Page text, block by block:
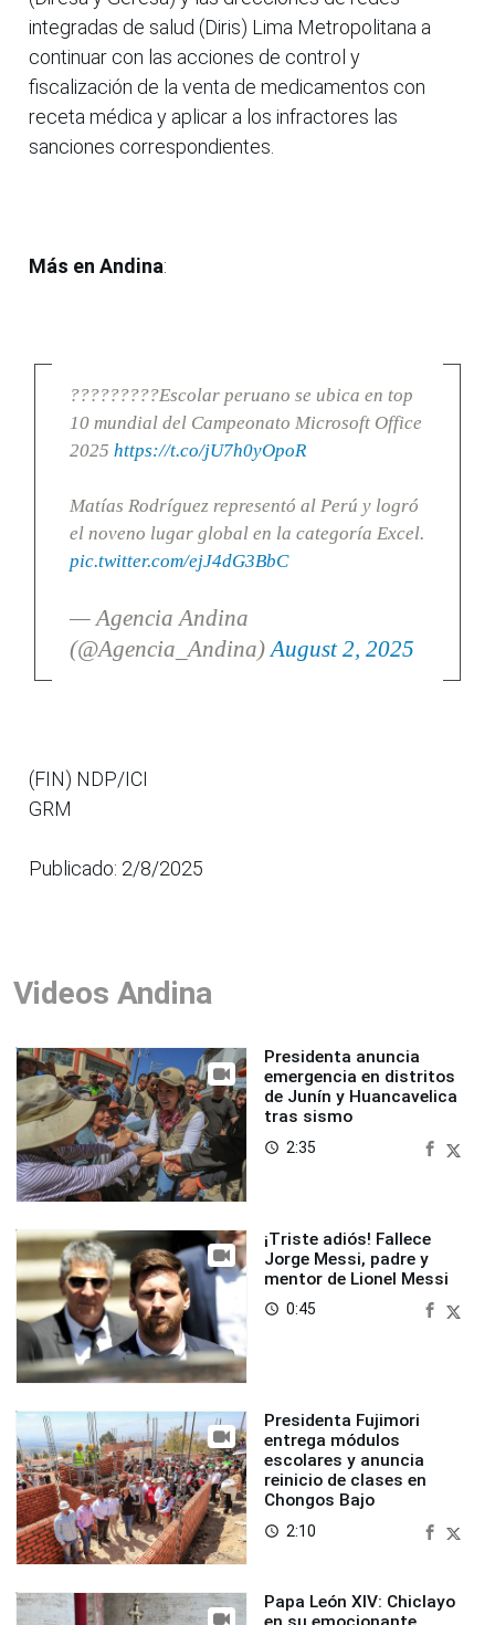
integradas de salud (Diris) Lima Metropolitana a
continuar con las acciones de control y
fiscalización de la venta de medicamentos con
receta médica y aplicar a los infractores las
sanciones correspondientes.
Más en Andina:
?????????Escolar peruano se ubica en top
10 mundial del Campeonato Microsoft Office
2025 https://t.co/jU7h0yOpoR
Matías Rodríguez representó al Perú y logró
el noveno lugar global en la categoría Excel.
pic.twitter.com/ejJ4dG3BbC
— Agencia Andina
(@Agencia_Andina) August 2, 2025
(FIN) NDP/ICI
GRM
Publicado: 2/8/2025
Videos Andina
Presidenta anuncia
emergencia en distritos
de Junín y Huancavelica
tras sismo
access_time 2:35
¡Triste adiós! Fallece
Jorge Messi, padre y
mentor de Lionel Messi
access_time 0:45
Presidenta Fujimori
entrega módulos
escolares y anuncia
reinicio de clases en
Chongos Bajo
access_time 2:10
Papa León XIV: Chiclayo